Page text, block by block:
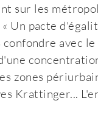
sur les
Un pacte
avec le
zones
Krattinger...